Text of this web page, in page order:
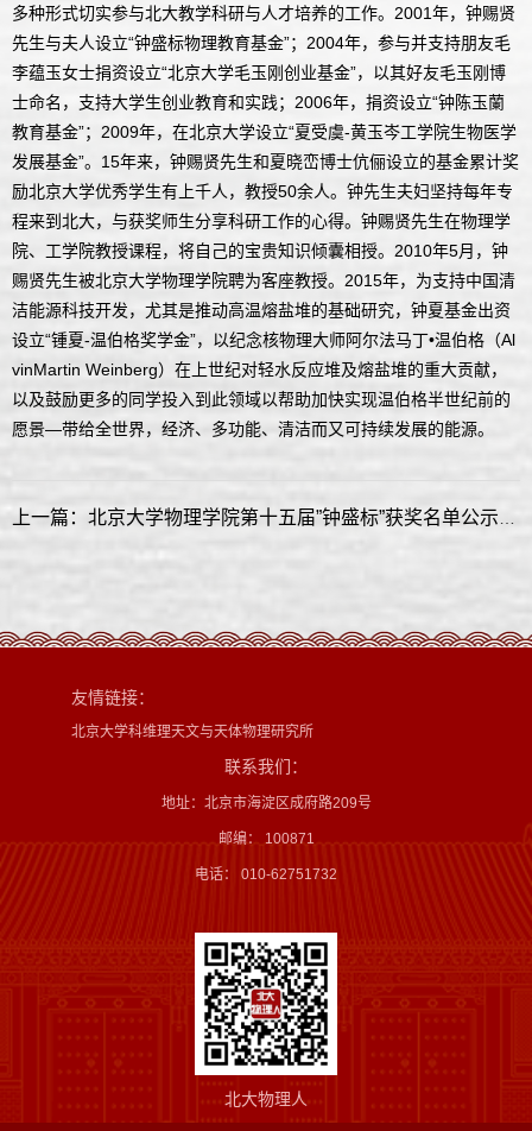
多种形式切实参与北大教学科研与人才培养的工作。2001年，钟赐贤
先生与夫人设立“钟盛标物理教育基金”；2004年，参与并支持朋友毛
李蕴玉女士捐资设立“北京大学毛玉刚创业基金”，以其好友毛玉刚博
士命名，支持大学生创业教育和实践；2006年，捐资设立“钟陈玉蘭
教育基金”；2009年，在北京大学设立“夏受虞-黄玉岑工学院生物医学
发展基金”。15年来，钟赐贤先生和夏晓峦博士伉俪设立的基金累计奖
励北京大学优秀学生有上千人，教授50余人。钟先生夫妇坚持每年专
程来到北大，与获奖师生分享科研工作的心得。钟赐贤先生在物理学
院、工学院教授课程，将自己的宝贵知识倾囊相授。2010年5月，钟
赐贤先生被北京大学物理学院聘为客座教授。2015年，为支持中国清
洁能源科技开发，尤其是推动高温熔盐堆的基础研究，钟夏基金出资
设立“锺夏-温伯格奖学金”，以纪念核物理大师阿尔法马丁•温伯格（Al
vinMartin Weinberg）在上世纪对轻水反应堆及熔盐堆的重大贡献，
以及鼓励更多的同学投入到此领域以帮助加快实现温伯格半世纪前的
愿景—带给全世界，经济、多功能、清洁而又可持续发展的能源。
友情链接：
北京大学科维理天文与天体物理研究所
联系我们：
地址：北京市海淀区成府路209号
邮编： 100871
电话： 010-62751732
北大物理人